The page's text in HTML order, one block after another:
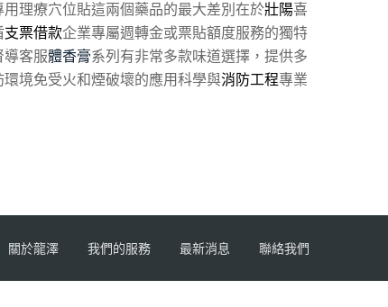
用理療穴位貼這兩個藥品的最大差別在於壯陽喜
支票借款企業專屬週轉金或票貼額度服務的獨特
客服體香膏系列有非常多款味道選擇，提供多
境免受火和煙破壞的應用科學與消防工程專業
關於龍澤 我們的服務 最新消息 聯絡我們